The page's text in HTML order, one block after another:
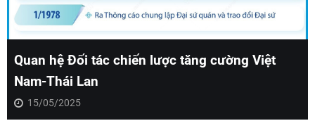
Quan hệ Đối tác chiến lược tăng cường Việt
Nam-Thái Lan
15/05/2025